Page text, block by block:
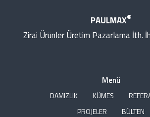
PAULMAX®
Zirai Ürünler Üretim Pazarlama İth.
Menü
DAMIZLIK KÜMES
PROJELER
BÜLTEN